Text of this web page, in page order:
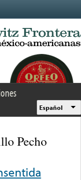
Español
Pecho